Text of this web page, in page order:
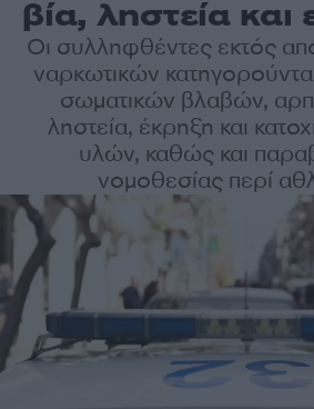
βία, ληστεία και
Οι συλληφθέντες εκτός
ναρκωτικών
σωματικών βλαβών,
ληστεία, έκρηξη και
υλών, καθώς και
νομοθεσίας περί